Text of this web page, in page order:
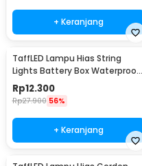
+ Keranjang
TaffLED Lampu Hias String
Lights Battery Box Waterproof
50 LED 5M - G5
Rp12.300
Rp27.900 56%
+ Keranjang